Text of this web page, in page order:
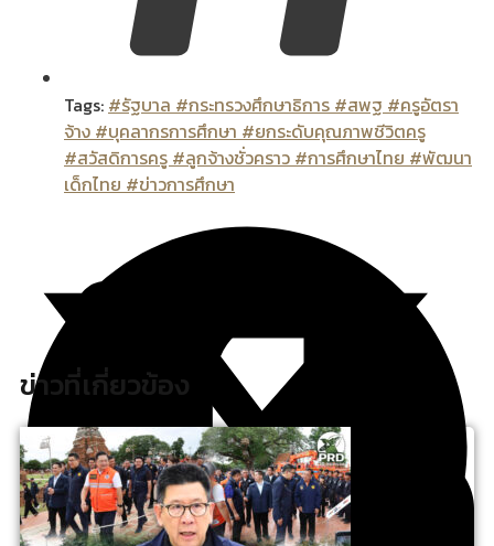
Tags: #รัฐบาล #กระทรวงศึกษาธิการ #สพฐ #ครูอัตรา
จ้าง #บุคลากรการศึกษา #ยกระดับคุณภาพชีวิตครู
#สวัสดิการครู #ลูกจ้างชั่วคราว #การศึกษาไทย #พัฒนา
เด็กไทย #ข่าวการศึกษา
ข่าวที่เกี่ยวข้อง